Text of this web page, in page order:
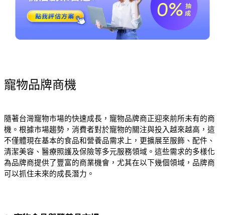
寵物品牌商機
隨著台灣寵物市場的快速成長，寵物品牌商正迎來前所未有的商
機。根據市場趨勢，消費者對於寵物的關注與投入越來越高，這
不僅體現在基本的食品和營養品需求上，更擴展至服飾、配件、
清潔美容、醫療照護及保險等多元服務領域。這些需求的多樣化
為品牌商提供了豐富的商業機會，尤其在以下幾個領域，品牌商
可以抓住未來的成長潛力。